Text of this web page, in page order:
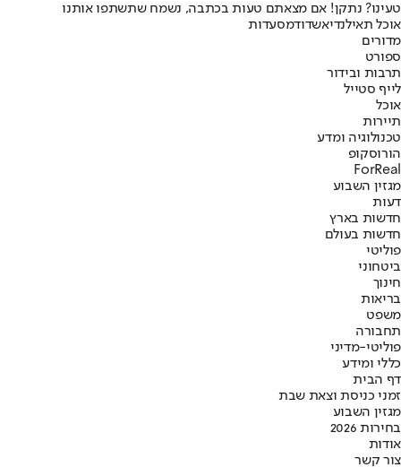
טעינו? נתקן! אם מצאתם טעות בכתבה, נשמח שתשתפו אותנו
אוכל תאילנדיאשדודמסעדות
מדורים
ספורט
תרבות ובידור
לייף סטייל
אוכל
תיירות
טכנולוגיה ומדע
הורוסקופ
ForReal
מגזין השבוע
דעות
חדשות בארץ
חדשות בעולם
פוליטי
ביטחוני
חינוך
בריאות
משפט
תחבורה
פוליטי-מדיני
כללי ומידע
דף הבית
זמני כניסת וצאת שבת
מגזין השבוע
בחירות 2026
אודות
צור קשר